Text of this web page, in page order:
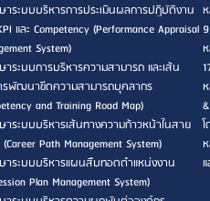
าระบบบริหารการประเมินผลการปฏิบัติงาน
และ Competency (Performance Appraisal
System)
ระบบการบริหารความสามารถ และเส้น
รพัฒนาขีดความสามารถบุคลากร
and Training Road Map)
าระบบบริหารเส้นทางความก้าวหน้าในสาย
Path Management System)
าระบบบริหารแผนสืบทอดตำแหน่งงาน
Plan Management System)